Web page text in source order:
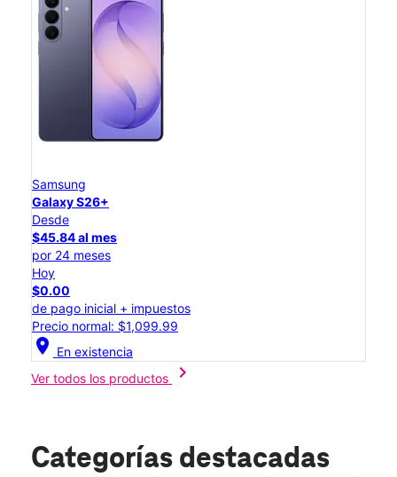
Samsung
Galaxy S26+
Desde
$45.84 al mes
por 24 meses
Hoy
$0.00
de pago inicial + impuestos
Precio normal: $1,099.99
location_on En existencia
Ver todos los productos
chevron_right
Categorías destacadas